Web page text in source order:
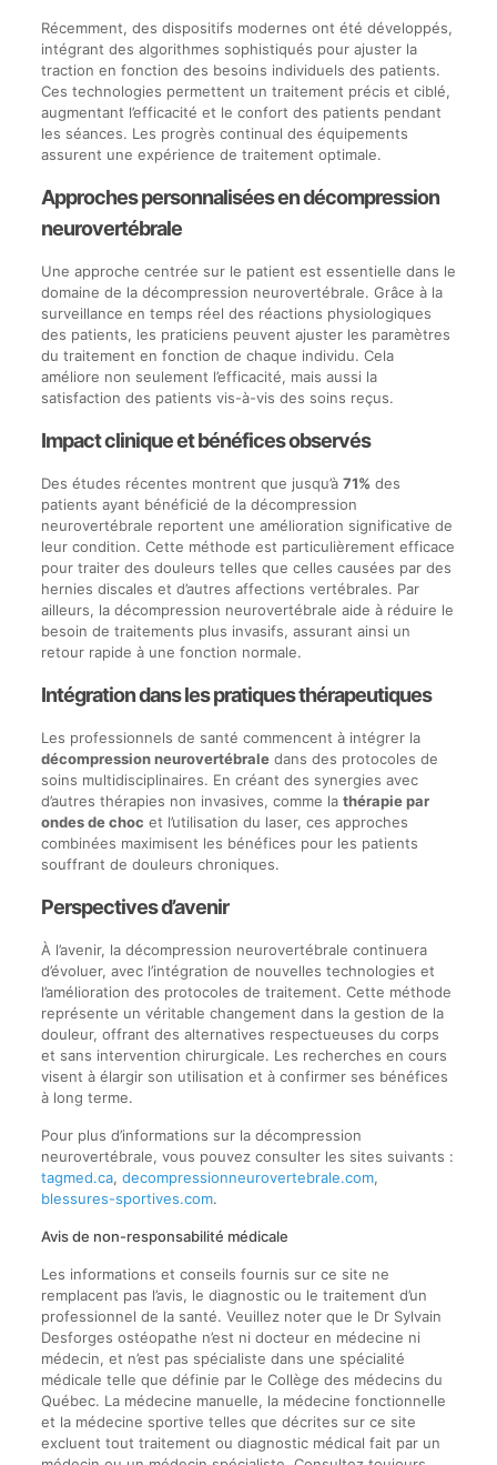
Récemment, des dispositifs modernes ont été développés,
intégrant des algorithmes sophistiqués pour ajuster la
traction en fonction des besoins individuels des patients.
Ces technologies permettent un traitement précis et ciblé,
augmentant l’efficacité et le confort des patients pendant
les séances. Les progrès continual des équipements
assurent une expérience de traitement optimale.
Approches personnalisées en décompression
neurovertébrale
Une approche centrée sur le patient est essentielle dans le
domaine de la décompression neurovertébrale. Grâce à la
surveillance en temps réel des réactions physiologiques
des patients, les praticiens peuvent ajuster les paramètres
du traitement en fonction de chaque individu. Cela
améliore non seulement l’efficacité, mais aussi la
satisfaction des patients vis-à-vis des soins reçus.
Impact clinique et bénéfices observés
Des études récentes montrent que jusqu’à 71% des
patients ayant bénéficié de la décompression
neurovertébrale reportent une amélioration significative de
leur condition. Cette méthode est particulièrement efficace
pour traiter des douleurs telles que celles causées par des
hernies discales et d’autres affections vertébrales. Par
ailleurs, la décompression neurovertébrale aide à réduire le
besoin de traitements plus invasifs, assurant ainsi un
retour rapide à une fonction normale.
Intégration dans les pratiques thérapeutiques
Les professionnels de santé commencent à intégrer la
décompression neurovertébraledans des protocoles de
soins multidisciplinaires. En créant des synergies avec
d’autres thérapies non invasives, comme la thérapie par
ondes de choc et l’utilisation du laser, ces approches
combinées maximisent les bénéfices pour les patients
souffrant de douleurs chroniques.
Perspectives d’avenir
À l’avenir, la décompression neurovertébrale continuera
d’évoluer, avec l’intégration de nouvelles technologies et
l’amélioration des protocoles de traitement. Cette méthode
représente un véritable changement dans la gestion de la
douleur, offrant des alternatives respectueuses du corps
et sans intervention chirurgicale. Les recherches en cours
visent à élargir son utilisation et à confirmer ses bénéfices
à long terme.
Pour plus d’informations sur la décompression
neurovertébrale, vous pouvez consulter les sites suivants :
tagmed.ca, decompressionneurovertebrale.com,
blessures-sportives.com.
Avis de non-responsabilité médicale
Les informations et conseils fournis sur ce site ne
remplacent pas l’avis, le diagnostic ou le traitement d’un
professionnel de la santé. Veuillez noter que le Dr Sylvain
Desforges ostéopathe n’est ni docteur en médecine ni
médecin, et n’est pas spécialiste dans une spécialité
médicale telle que définie par le Collège des médecins du
Québec. La médecine manuelle, la médecine fonctionnelle
et la médecine sportive telles que décrites sur ce site
excluent tout traitement ou diagnostic médical fait par un